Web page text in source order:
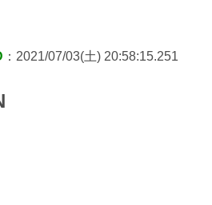
：2021/07/03(土) 20:58:15.251